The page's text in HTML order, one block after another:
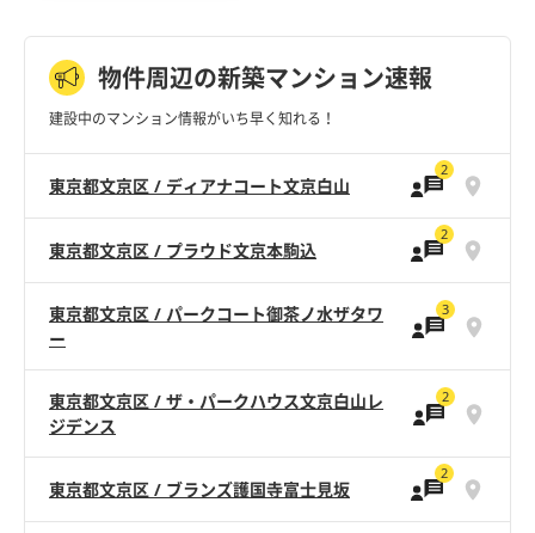
物件周辺の新築マンション速報
建設中のマンション情報がいち早く知れる！
東京都文京区 / ディアナコート文京白山
2
東京都文京区 / プラウド文京本駒込
2
東京都文京区 / パークコート御茶ノ水ザタワ
ー
3
東京都文京区 / ザ・パークハウス文京白山レ
ジデンス
2
東京都文京区 / ブランズ護国寺富士見坂
2